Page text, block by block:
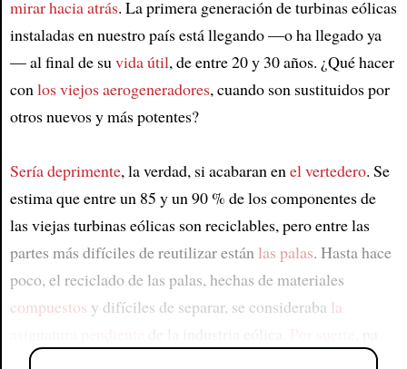
mirar hacia atrás. La primera generación de turbinas eólicas
instaladas en nuestro país está llegando —o ha llegado ya
— al final de suvida útil, de entre 20 y 30 años. ¿Qué hacer
conlos viejos aerogeneradores, cuando son sustituidos por
otros nuevos y más potentes?
Sería deprimente, la verdad, si acabaran enel vertedero. Se
estima que entre un 85 y un 90 % de los componentes de
las viejas turbinas eólicas son reciclables, pero entre las
partes más difíciles de reutilizar están las palas. Hasta hace
poco, el reciclado de las palas, hechas de materiales
compuestos y difíciles de separar, se consideraba la